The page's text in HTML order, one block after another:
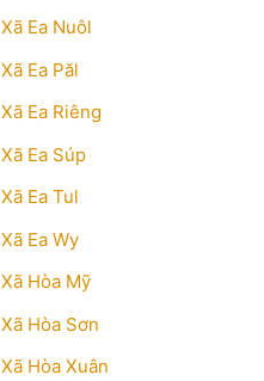
Xã Ea Nuôl
Xã Ea Păl
Xã Ea Riêng
Xã Ea Súp
Xã Ea Tul
Xã Ea Wy
Xã Hòa Mỹ
Xã Hòa Sơn
Xã Hòa Xuân